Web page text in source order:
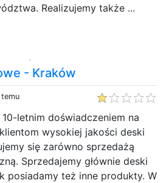
Realizujemy także ...
- Kraków
letnim doświadczeniem na
wysokiej jakości deski
się zarówno sprzedażą
Sprzedajemy głównie deski
posiadamy też inne produkty. W